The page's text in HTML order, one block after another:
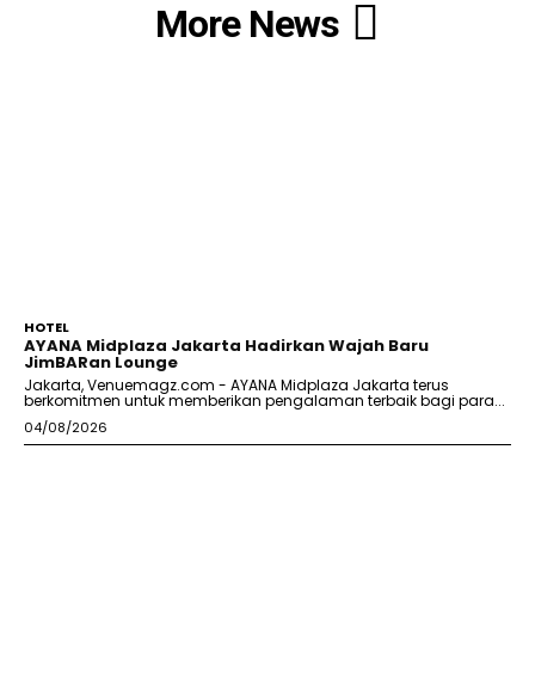
More News
HOTEL
AYANA Midplaza Jakarta Hadirkan Wajah Baru
JimBARan Lounge
Jakarta, Venuemagz.com - AYANA Midplaza Jakarta terus
berkomitmen untuk memberikan pengalaman terbaik bagi para...
04/08/2026